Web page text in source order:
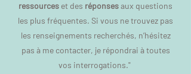
ressources et des réponsesaux questions
les plus fréquentes. Si vous ne trouvez pas
les renseignements recherchés, n’hésitez
pas à me contacter, je répondrai à toutes
vos interrogations."